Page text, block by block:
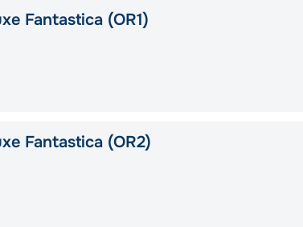
Fantastica (OR1)
Fantastica (OR2)